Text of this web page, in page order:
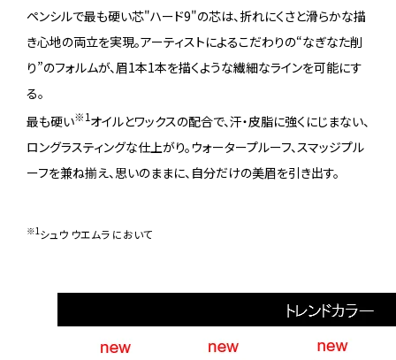
ペンシルで最も硬い芯"ハード9"の芯は、折れにくさと滑らかな描
き心地の両立を実現。アーティストによるこだわりの“なぎなた削
り”のフォルムが、眉1本1本を描くような繊細なラインを可能にす
る。
最も硬い※1オイルとワックスの配合で、汗・皮脂に強くにじまない、
ロングラスティングな仕上がり。ウォータープルーフ、スマッジプル
ーフを兼ね揃え、思いのままに、自分だけの美眉を引き出す。
※1 シュウ ウエムラ において